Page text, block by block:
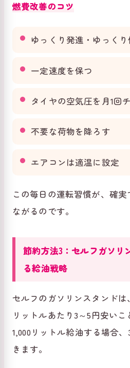
燃費改善のコツ
ゆっくり発進・ゆっくり
一定速度を保つ
タイヤの空気圧を月1回
不要な荷物を降ろす
エアコンは適温に設定
この毎日の運転習慣が、確
ながるのです。
節約方法3：セルフガソリ
る給油戦略
セルフのガソリンスタンドは
リットルあたり3～5円安い
1,000リットル給油する場合
きます。